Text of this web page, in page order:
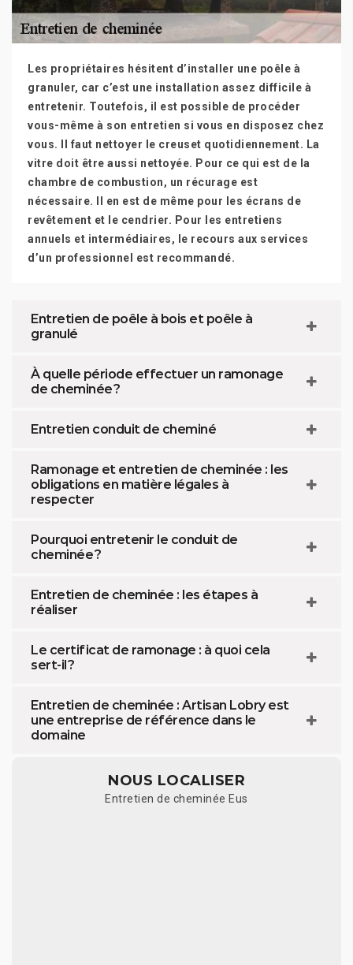
Les propriétaires hésitent d’installer une poêle à
granuler, car c’est une installation assez difficile à
entretenir. Toutefois, il est possible de procéder
vous-même à son entretien si vous en disposez chez
vous. Il faut nettoyer le creuset quotidiennement. La
vitre doit être aussi nettoyée. Pour ce qui est de la
chambre de combustion, un récurage est
nécessaire. Il en est de même pour les écrans de
revêtement et le cendrier. Pour les entretiens
annuels et intermédiaires, le recours aux services
d’un professionnel est recommandé.
Entretien de poêle à bois et poêle à
granulé
À quelle période effectuer un ramonage
de cheminée ?
Entretien conduit de cheminé
Ramonage et entretien de cheminée : les
obligations en matière légales à
respecter
Pourquoi entretenir le conduit de
cheminée ?
Entretien de cheminée : les étapes à
réaliser
Le certificat de ramonage : à quoi cela
sert-il ?
Entretien de cheminée : Artisan Lobry est
une entreprise de référence dans le
domaine
NOUS LOCALISER
Entretien de cheminée Eus